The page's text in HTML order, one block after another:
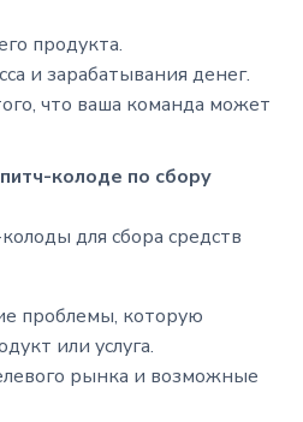
продукта.
и зарабатывания денег.
что ваша команда может
колоде по сбору
для сбора средств
проблемы, которую
или услуга.
рынка и возможные